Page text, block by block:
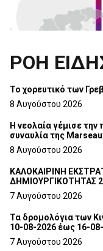
ΡΟΗ
Το χορευτικό των
8 Αυγούστου 2026
Η νεολαία γέμισε
συναυλία της
8 Αυγούστου 2026
ΚΑΛΟΚΑΙΡΙΝΗ
ΔΗΜΙΟΥΡΓΙΚΟΤΗΤΑΣ
7 Αυγούστου 2026
Τα δρομολόγια των
10-08-2026 έως 16-
7 Αυγούστου 2026